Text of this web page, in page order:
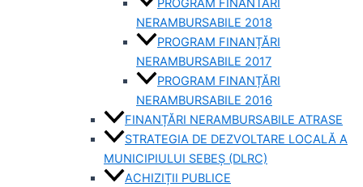
NERAMBURSABILE 2018
PROGRAM FINANȚĂRI
NERAMBURSABILE 2017
PROGRAM FINANȚĂRI
NERAMBURSABILE 2016
FINANȚĂRI NERAMBURSABILE ATRASE
STRATEGIA DE DEZVOLTARE LOCALĂ A
MUNICIPIULUI SEBEȘ (DLRC)
ACHIZIȚII PUBLICE